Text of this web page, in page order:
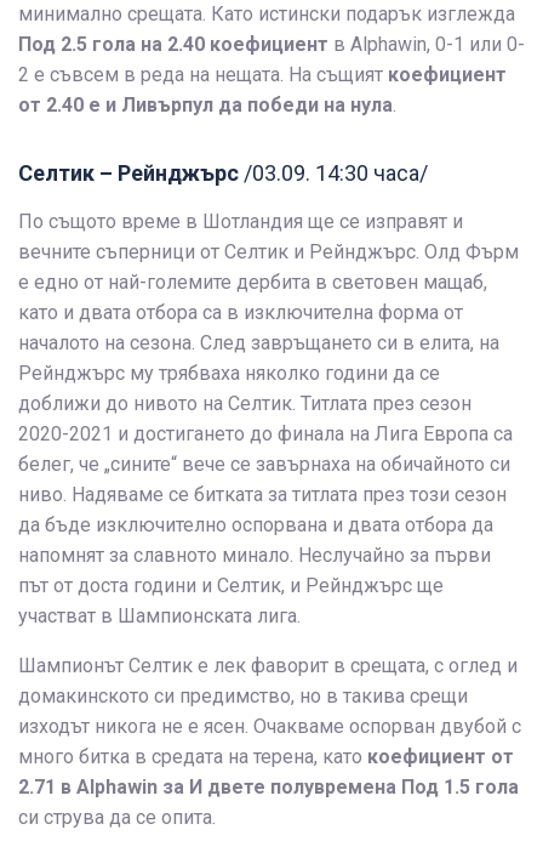
минимално срещата. Като истински подарък изглежда
Под 2.5 гола на 2.40 коефициент в Alphawin, 0-1 или 0-
2 е съвсем в реда на нещата. На същият коефициент
от 2.40 е и Ливърпул да победи на нула
Селтик – Рейнджърс /03.09. 14:30 часа/
По същото време в Шотландия ще се изправят и
вечните съперници от Селтик и Рейнджърс. Олд Фърм
е едно от най-големите дербита в световен мащаб,
като и двата отбора са в изключителна форма от
началото на сезона. След завръщането си в елита, на
Рейнджърс му трябваха няколко години да се
доближи до нивото на Селтик. Титлата през сезон
2020-2021 и достигането до финала на Лига Европа са
белег, че „сините“ вече се завърнаха на обичайното си
ниво. Надяваме се битката за титлата през този сезон
да бъде изключително оспорвана и двата отбора да
напомнят за славното минало. Неслучайно за първи
път от доста години и Селтик, и Рейнджърс ще
участват в Шампионската лига.
Шампионът Селтик е лек фаворит в срещата, с оглед и
домакинското си предимство, но в такива срещи
изходът никога не е ясен. Очакваме оспорван двубой с
много битка в средата на терена, като коефициент от
2.71 в Alphawin за И двете полувремена Под 1.5 гола
си струва да се опита.